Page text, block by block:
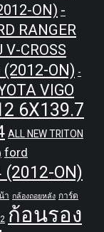
ON) -
RANGER
V-CROSS
(2012-ON) -
VIGO
6X139.7
ALL NEW TRITON
ford
(2012-ON)
า กล้องถอยหลัง การ์ด
ก้อนรอง